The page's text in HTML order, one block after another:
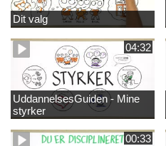
Dit valg
04:32
UddannelsesGuiden - Mine
styrker
00:33